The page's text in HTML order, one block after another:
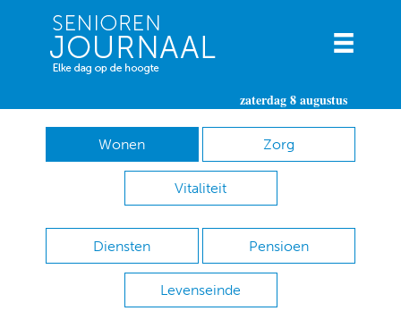
zaterdag 8 augustus
Wonen Zorg
Vitaliteit
Diensten Pensioen
Levenseinde